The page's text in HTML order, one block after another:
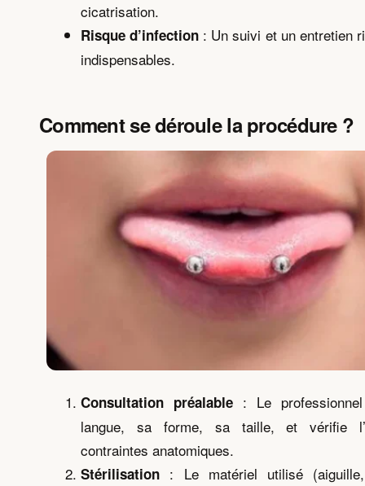
cicatrisation.
Risque d’infection : Un suivi et un entretien
indispensables.
Comment se déroule la procédure ?
Consultation préalable : Le
langue, sa forme, sa taille, et vérifie
contraintes anatomiques.
Stérilisation : Le matériel utilisé